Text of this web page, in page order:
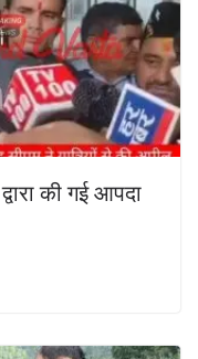
की गई आपदा